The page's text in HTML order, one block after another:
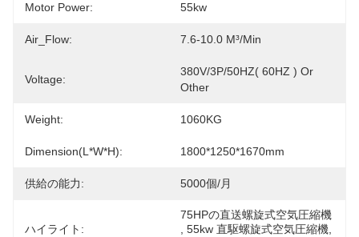
Motor Power: 55kw
Air_Flow: 7.6-10.0 M³/min
Voltage:
380V/3P/50HZ( 60HZ ) Or
Other
Weight: 1060KG
Dimension(l*w*h): 1800*1250*1670mm
供給の能力: 5000個/月
ハイライト:
75HPの直送螺旋式空気圧縮機
55kw 直駆螺旋式空気圧縮機